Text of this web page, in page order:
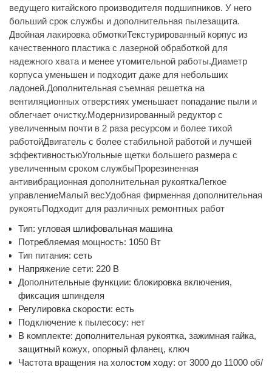
ведущего китайского производителя подшипников. У него
больший срок службы и дополнительная пылезащита.
Двойная лакировка обмоткиТекстурированный корпус из
качественного пластика с лазерной обработкой для
надежного хвата и менее утомительной работы.Диаметр
корпуса уменьшен и подходит даже для небольших
ладоней.Дополнительная съемная решетка на
вентиляционных отверстиях уменьшает попадание пыли и
облегчает очистку.Модернизированный редуктор с
увеличенным почти в 2 раза ресурсом и более тихой
работойДвигатель с более стабильной работой и лучшей
эффективностьюУгольные щетки большего размера с
увеличенным сроком службыПрорезиненная
антивибрационная дополнительная рукояткаЛегкое
управлениеМалый весУдобная фирменная дополнительная
рукоятьПодходит для различных ремонтных работ
Тип: угловая шлифовальная машина
Потребляемая мощность: 1050 Вт
Тип питания: сеть
Напряжение сети: 220 В
Дополнительные функции: блокировка включения,
фиксация шпинделя
Регулировка скорости: есть
Подключение к пылесосу: нет
В комплекте: дополнительная рукоятка, зажимная гайка,
защитный кожух, опорный фланец, ключ
Частота вращения на холостом ходу: от 3000 до 11000 об/